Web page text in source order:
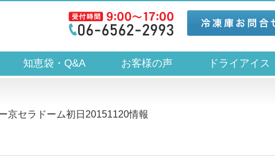
知恵袋・Q&A お客様の声 ドライアイス
京セラドーム初日20151120情報